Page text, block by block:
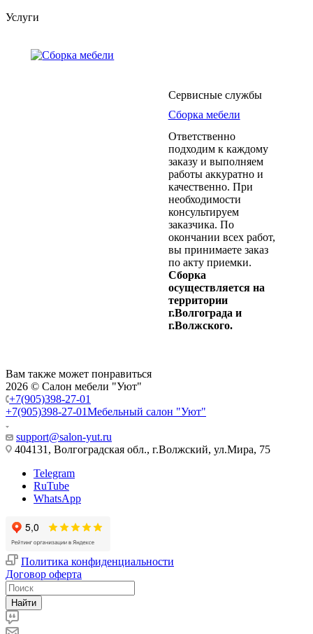
Услуги
Сервисные службы
Сборка мебели
Ответственно
подходим к каждому
заказу и выполняем
работы аккуратно и
качественно. При
необходимости
консультируем
заказчика. По
окончании всех работ,
вы принимаете заказ
по акту приемки.
Сборка
осуществляется на
территории
г.Волгограда и
г.Волжского.
Вам также может понравиться
2026 © Салон мебели "Уют"
+7(905)398-27-01
+7(905)398-27-01Мебельный салон "Уют"
support@salon-yut.ru
404131, Волгоградская обл., г.Волжский, ул.Мира, 75
Telegram
RuTube
WhatsApp
Политика конфиденциальности
Договор оферта
Найти